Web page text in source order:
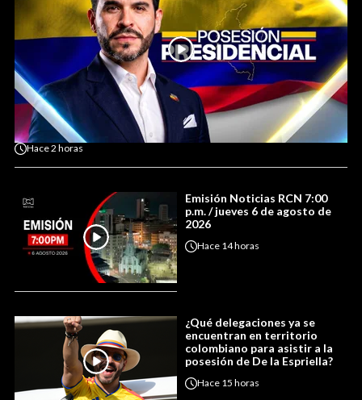
Hace2 horas
Emisión Noticias RCN 7:00
p.m. / jueves 6 de agosto de
2026
Hace 14 horas
¿Qué delegaciones ya se
encuentran en territorio
colombiano para asistir a la
posesión de De la Espriella?
Hace 15 horas